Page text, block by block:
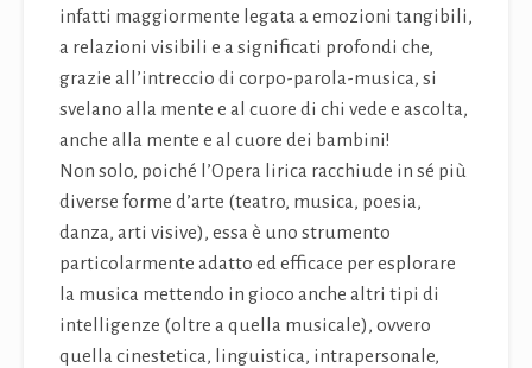
infatti maggiormente legata a emozioni tangibili,
a relazioni visibili e a significati profondi che,
grazie all’intreccio di corpo-parola-musica, si
svelano alla mente e al cuore di chi vede e ascolta,
anche alla mente e al cuore dei bambini!
Non solo, poiché l’Opera lirica racchiude in sé più
diverse forme d’arte (teatro, musica, poesia,
danza, arti visive), essa è uno strumento
particolarmente adatto ed efficace per esplorare
la musica mettendo in gioco anche altri tipi di
intelligenze (oltre a quella musicale), ovvero
quella cinestetica, linguistica, intrapersonale,